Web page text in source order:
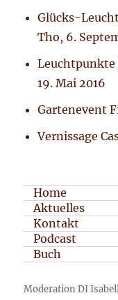
Glücks-
Tho, 6.
Leuchtpunkte
19. Mai 2016
Gartenevent
Vernissage
Home
Aktuelles
Kontakt
Podcast
Buch
Moderation DI